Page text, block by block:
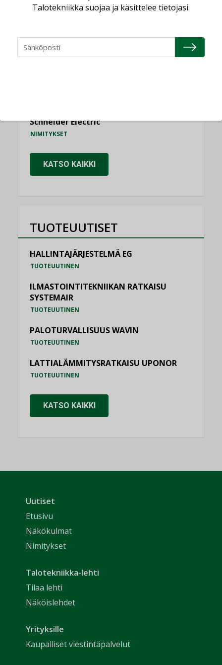
NIMITYKSET
Refair
Schneider Electric
NIMITYKSET
KATSO KAIKKI
TUOTEUUTISET
HALLINTAJÄRJESTELMÄ EG
TUOTEUUTINEN
ILMASTOINTITEKNIIKAN RATKAISU
SYSTEMAIR
TUOTEUUTINEN
PALOTURVALLISUUS WAVIN
TUOTEUUTINEN
LATTIALÄMMITYSRATKAISU UPONOR
TUOTEUUTINEN
KATSO KAIKKI
Uutiset
Etusivu
Näkökulmat
Nimitykset
Talotekniikka-lehti
Tilaa lehti
Näköislehdet
Yrityksille
Kaupalliset viestintäpalvelut
Talotekniikka suojaa ja käsittelee tietojasi.